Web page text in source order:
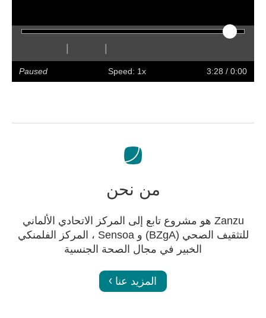
Hide
captions
|
Faster
Slower
|
full
screen
0:00
/ 3:28
Speed: 1x
Paused
من نحن
Zanzu هو مشروع تابع إلى المركز الاتحادي الألماني
للتثقيف الصحي (BZgA) و Sensoa ، المركز الفلمنكي
الخبير في مجال الصحة الجنسية
المزيد عنا